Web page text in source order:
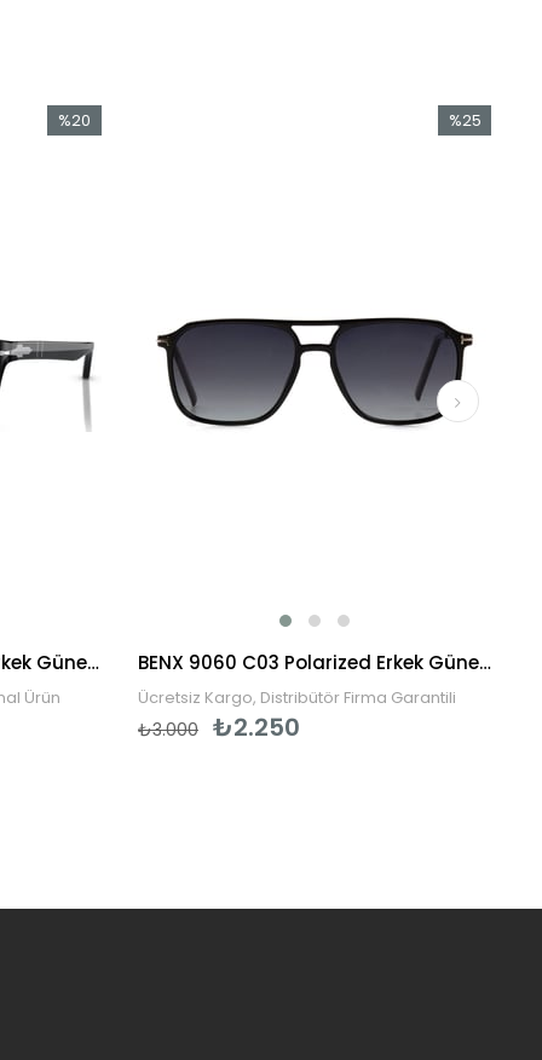
Persol PO3048S 95/31 58 Erkek Güneş Gözlüğü
Ürün
%20
BENX 9060 C03 Polarized Erkek Güneş Gözlüğü
Ücretsiz Kargo, Distribütör Firma Garantili
₺2.250
₺3.000
%25